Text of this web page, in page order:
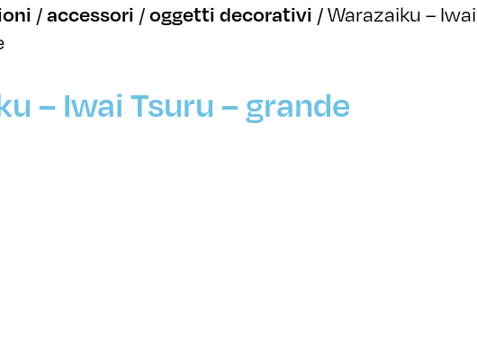
/accessori /oggetti decorativi /Warazaiku – Iwai
– Iwai Tsuru – grande